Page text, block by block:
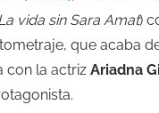
vida sin Sara Amat)
que acaba
con la actriz Ariadna